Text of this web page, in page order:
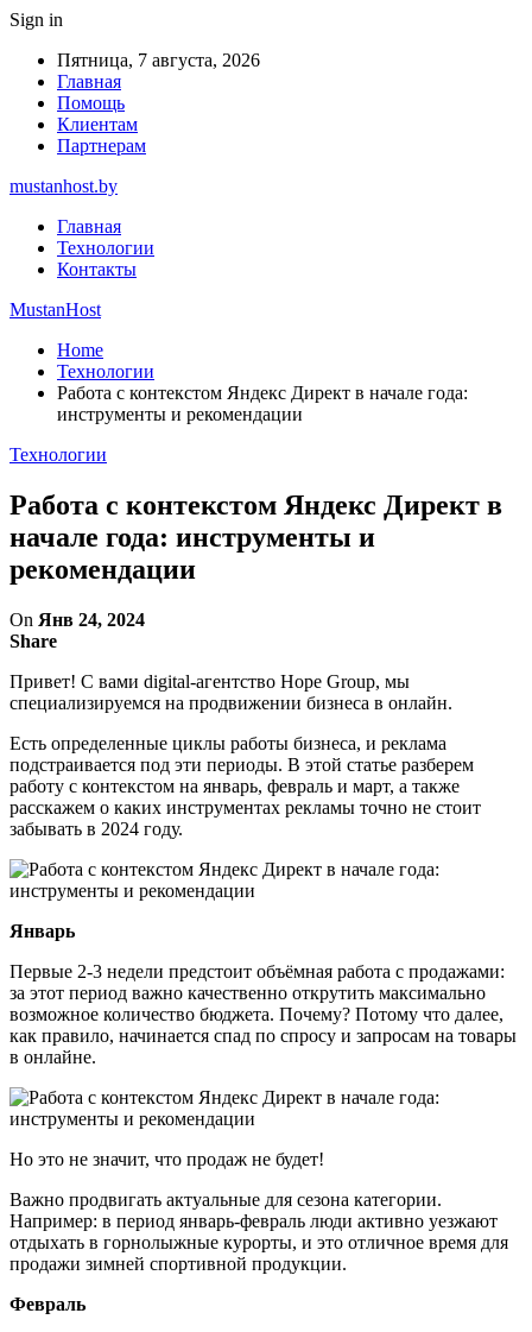
Sign in
Пятница, 7 августа, 2026
Главная
Помощь
Клиентам
Партнерам
mustanhost.by
Главная
Технологии
Контакты
MustanHost
Home
Технологии
Работа с контекстом Яндекс Директ в начале года:
инструменты и рекомендации
Технологии
Работа с контекстом Яндекс Директ в
начале года: инструменты и
рекомендации
On Янв 24, 2024
Share
Привет! С вами digital-агентство Hope Group, мы
специализируемся на продвижении бизнеса в онлайн.
Есть определенные циклы работы бизнеса, и реклама
подстраивается под эти периоды. В этой статье разберем
работу с контекстом на январь, февраль и март, а также
расскажем о каких инструментах рекламы точно не стоит
забывать в 2024 году.
Январь
Первые 2-3 недели предстоит объёмная работа с продажами:
за этот период важно качественно открутить максимально
возможное количество бюджета. Почему? Потому что далее,
как правило, начинается спад по спросу и запросам на товары
в онлайне.
Но это не значит, что продаж не будет!
Важно продвигать актуальные для сезона категории.
Например: в период январь-февраль люди активно уезжают
отдыхать в горнолыжные курорты, и это отличное время для
продажи зимней спортивной продукции.
Февраль